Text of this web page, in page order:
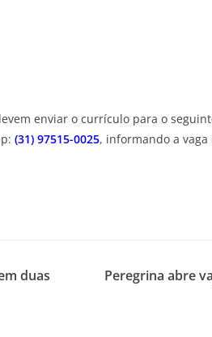
enviar o currículo para o
(31) 97515-0025, informando a
duas
Peregrina abre